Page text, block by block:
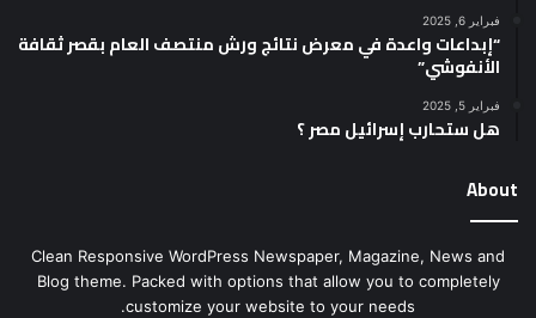
فبراير 6, 2025
“إبداعات واعدة في معرض نتائج ورش منتصف العام بقصر ثقافة
الأنفوشي”
فبراير 5, 2025
هل ستحارب إسرائيل مصر ؟
About
Clean Responsive WordPress Newspaper, Magazine, News and
Blog theme. Packed with options that allow you to completely
customize your website to your needs.